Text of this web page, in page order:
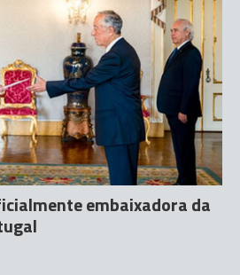
embaixadora da